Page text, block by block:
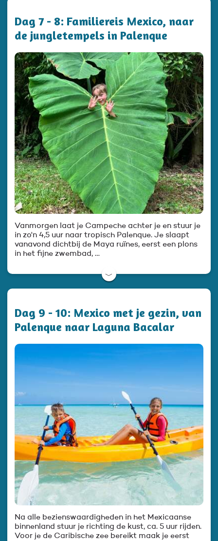
Dag 7 - 8: Familiereis Mexico, naar
de jungletempels in Palenque
Vanmorgen laat je Campeche achter je en stuur je
in zo'n 4,5 uur naar tropisch Palenque. Je slaapt
vanavond dichtbij de Maya ruïnes, eerst een plons
in het fijne zwembad, …
﹀
Dag 9 - 10: Mexico met je gezin, van
Palenque naar Laguna Bacalar
Na alle bezienswaardigheden in het Mexicaanse
binnenland stuur je richting de kust, ca. 5 uur rijden.
Voor je de Caribische zee bereikt maak je eerst